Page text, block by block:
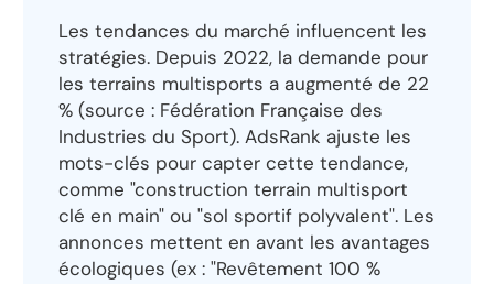
Les tendances du marché influencent les
stratégies. Depuis 2022, la demande pour
les terrains multisports a augmenté de 22
% (source : Fédération Française des
Industries du Sport). AdsRank ajuste les
mots-clés pour capter cette tendance,
comme "construction terrain multisport
clé en main" ou "sol sportif polyvalent". Les
annonces mettent en avant les avantages
écologiques (ex : "Revêtement 100 %